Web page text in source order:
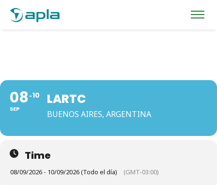
08
SEP
10 LARTC
BUENOS AIRES, ARGENTINA
Time
08/09/2026 - 10/09/2026 (Todo el día) (GMT-03:00)